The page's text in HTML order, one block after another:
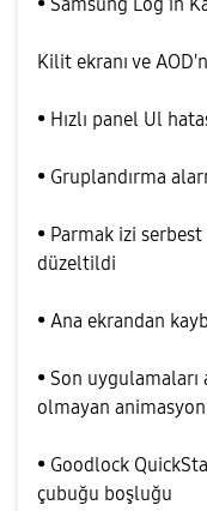
Kilit ekranı ve
• Hızlı panel Ul
• Gruplandırma
• Parmak izi
düzeltildi
• Ana ekrandan
• Son uygulamaları
olmayan
• Goodlock
çubuğu boşluğu